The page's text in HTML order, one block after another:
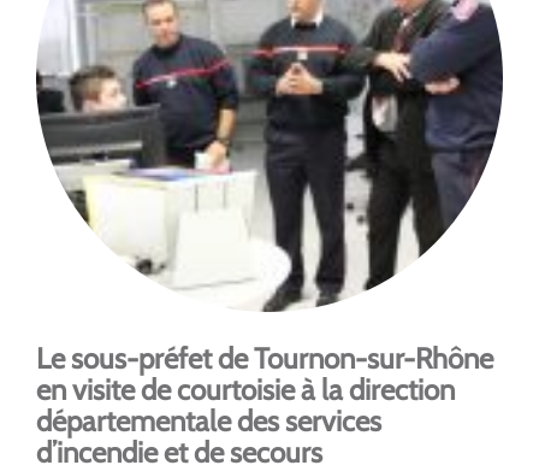
Le sous-préfet de Tournon-sur-Rhône
en visite de courtoisie à la direction
départementale des services
d’incendie et de secours